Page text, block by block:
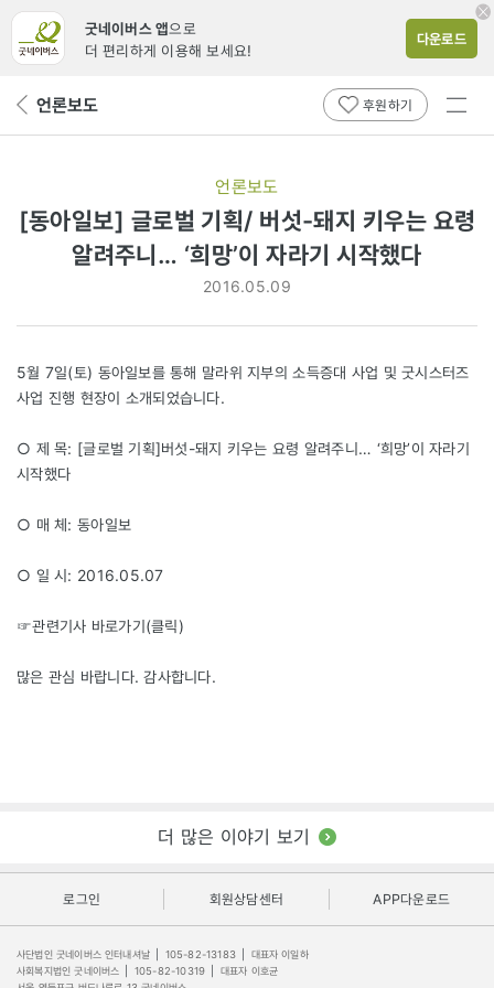
굿네이버스 앱으로
더 편리하게 이용해 보세요!
다운로드
뒤 언론보도 후원하기
전체
언론보도
[동아일보] 글로벌 기획/ 버섯-돼지 키우는 요령
알려주니… ‘희망’이 자라기 시작했다
2016.05.09
5월 7일(토) 동아일보를 통해 말라위 지부의 소득증대 사업 및 굿시스터즈
사업 진행 현장이 소개되었습니다.
○ 제 목: [글로벌 기획]버섯-돼지 키우는 요령 알려주니… ‘희망’이 자라기
시작했다
○ 매 체: 동아일보
○ 일 시: 2016.05.07
☞관련기사 바로가기(클릭)
많은 관심 바랍니다. 감사합니다.
더 많은 이야기 보기
로그인 회원상담센터 APP다운로드
사단법인 굿네이버스 인터내셔날 105-82-13183
대표자 이일하
사회복지법인 굿네이버스
105-82-10319
대표자 이호균